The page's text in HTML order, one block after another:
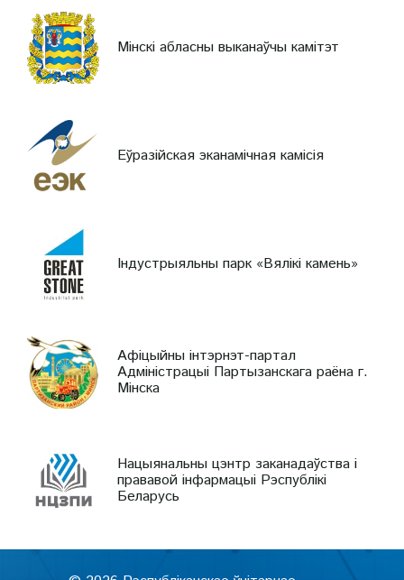
Мінскі абласны выканаўчы камітэт
Еўразійская эканамічная камісія
Індустрыяльны парк «Вялікі камень»
Афіцыйны інтэрнэт-партал
Адміністрацыі Партызанскага раёна г.
Мінска
Нацыянальны цэнтр заканадаўства і
прававой інфармацыі Рэспублікі
Беларусь